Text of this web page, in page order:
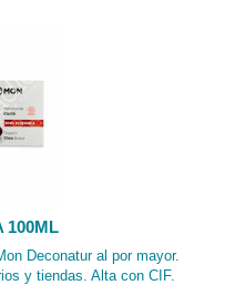
100ML
Deconatur al por mayor.
y tiendas. Alta con CIF.